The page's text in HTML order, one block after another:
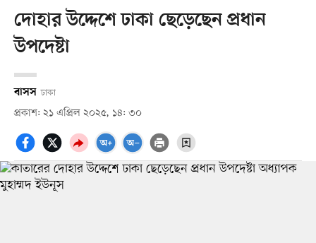
দোহার উদ্দেশে ঢাকা ছেড়েছেন প্রধান
উপদেষ্টা
বাসস ঢাকা
প্রকাশ: ২১ এপ্রিল ২০২৫, ১৪: ৩০